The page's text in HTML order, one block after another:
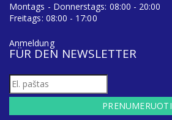
Montags - Donnerstags: 08:00 - 20:00
Freitags: 08:00 - 17:00
Anmeldung
FÜR DEN NEWSLETTER
PRENUMERUOTI